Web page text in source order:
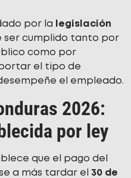
por la legislación
ser cumplido tanto por
como por
el tipo de
el empleado.
2026:
por ley
que el pago del
a más tardar el 30 de